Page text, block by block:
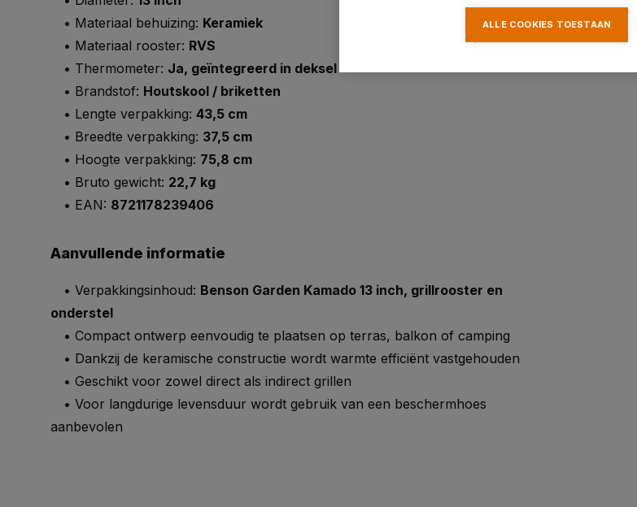
• Materiaal behuizing: Keramiek
• Materiaal rooster: RVS
• Thermometer: Ja, geïntegreerd in deksel
• Brandstof: Houtskool / briketten
• Lengte verpakking: 43,5 cm
• Breedte verpakking: 37,5 cm
• Hoogte verpakking: 75,8 cm
• Bruto gewicht: 22,7 kg
• EAN: 8721178239406
Aanvullende informatie
• Verpakkingsinhoud: Benson Garden Kamado 13 inch, grillrooster en
onderstel
• Compact ontwerp eenvoudig te plaatsen op terras, balkon of camping
• Dankzij de keramische constructie wordt warmte efficiënt vastgehouden
• Geschikt voor zowel direct als indirect grillen
• Voor langdurige levensduur wordt gebruik van een beschermhoes
aanbevolen
ALLE COOKIES TOESTAAN